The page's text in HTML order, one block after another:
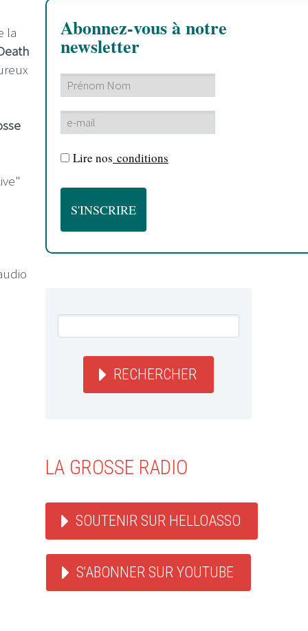
la
Abonnez-vous à notre
newsletter
Lire nos conditions
RECHERCHER
LA GROSSE RADIO
SOUTENIR SUR HELLOASSO
S'ABONNER SUR YOUTUBE